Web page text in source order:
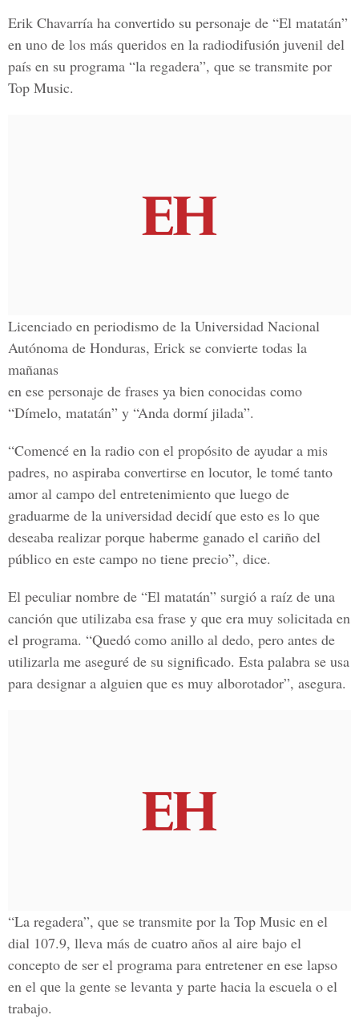
Erik Chavarría ha convertido su personaje de “El matatán”
en uno de los más queridos en la radiodifusión juvenil del
país en su programa “la regadera”, que se transmite por
Top Music.
Licenciado en periodismo de la Universidad Nacional
Autónoma de Honduras, Erick se convierte todas la
mañanas
en ese personaje de frases ya bien conocidas como
“Dímelo, matatán” y “Anda dormí jilada”.
“Comencé en la radio con el propósito de ayudar a mis
padres, no aspiraba convertirse en locutor, le tomé tanto
amor al campo del entretenimiento que luego de
graduarme de la universidad decidí que esto es lo que
deseaba realizar porque haberme ganado el cariño del
público en este campo no tiene precio”, dice.
El peculiar nombre de “El matatán” surgió a raíz de una
canción que utilizaba esa frase y que era muy solicitada en
el programa. “Quedó como anillo al dedo, pero antes de
utilizarla me aseguré de su significado. Esta palabra se usa
para designar a alguien que es muy alborotador”, asegura.
“La regadera”, que se transmite por la Top Music en el
dial 107.9, lleva más de cuatro años al aire bajo el
concepto de ser el programa para entretener en ese lapso
en el que la gente se levanta y parte hacia la escuela o el
trabajo.